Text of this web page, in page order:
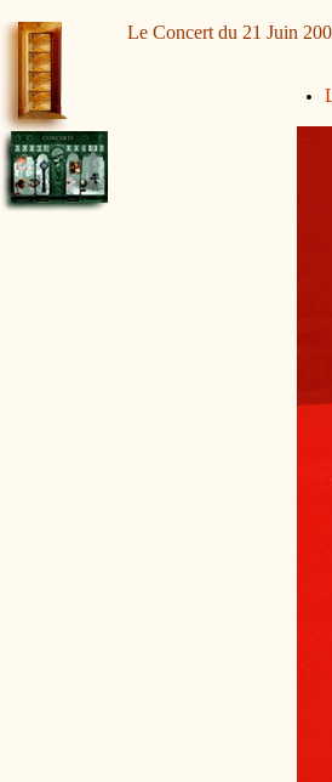
Le Concert du 21 Juin